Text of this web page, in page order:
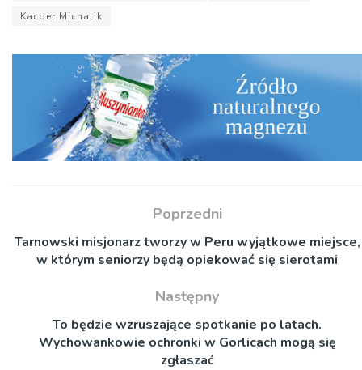
Kacper Michalik
Poprzedni
Tarnowski misjonarz tworzy w Peru wyjątkowe miejsce,
w którym seniorzy będą opiekować się sierotami
Następny
To będzie wzruszające spotkanie po latach.
Wychowankowie ochronki w Gorlicach mogą się
zgłaszać